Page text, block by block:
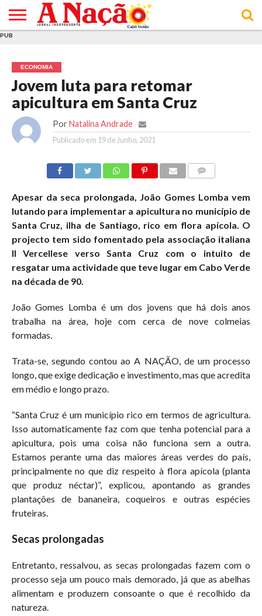
E DE
COOKIES
DE
UTILIZAÇÃO
PUB
ECONOMIA
Jovem luta para retomar
apicultura em Santa Cruz
Por Natalina Andrade
Publicado em 19 de Junho, 2021
Apesar da seca prolongada, João Gomes Lomba vem
lutando para implementar a apicultura no município de
Santa Cruz, ilha de Santiago, rico em flora apícola. O
projecto tem sido fomentado pela associação italiana
Il Vercellese verso Santa Cruz com o intuito de
resgatar uma actividade que teve lugar em Cabo Verde
na década de 90.
João Gomes Lomba é um dos jovens que há dois anos
trabalha na área, hoje com cerca de nove colmeias
formadas.
Trata-se, segundo contou ao A NAÇÃO, de um processo
longo, que exige dedicação e investimento, mas que acredita
em médio e longo prazo.
“Santa Cruz é um município rico em termos de agricultura.
Isso automaticamente faz com que tenha potencial para a
apicultura, pois uma coisa não funciona sem a outra.
Estamos perante uma das maiores áreas verdes do país,
principalmente no que diz respeito à flora apícola (planta
que produz néctar)”, explicou, apontando as grandes
plantações de bananeira, coqueiros e outras espécies
fruteiras.
Secas prolongadas
Entretanto, ressalvou, as secas prolongadas fazem com o
processo seja um pouco mais demorado, já que as abelhas
alimentam e produzem consoante o que é recolhido da
natureza.